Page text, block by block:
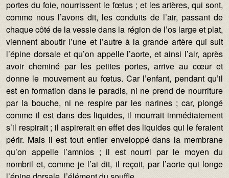
portes du foie, nourrissent le fœtus ; et les artères, qui sont,
comme nous l’avons dit, les conduits de l’air, passant de
chaque côté de la vessie dans la région de l’os large et plat,
viennent aboutir l’une et l’autre à la grande artère qui suit
l’épine dorsale et qu’on appelle l’aorte, et ainsi l’air, après
avoir cheminé par les petites portes, arrive au cœur et
donne le mouvement au fœtus. Car l’enfant, pendant qu’il
est en formation dans le paradis, ni ne prend de nourriture
par la bouche, ni ne respire par les narines ; car, plongé
comme il est dans des liquides, il mourrait immédiatement
s’il respirait ; il aspirerait en effet des liquides qui le feraient
périr. Mais il est tout entier enveloppé dans la membrane
qu’on appelle l’amnios ; il est nourri par le moyen du
nombril et, comme je l’ai dit, il reçoit, par l’aorte qui longe